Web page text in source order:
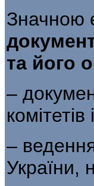
Значною
та його
–
–
України,